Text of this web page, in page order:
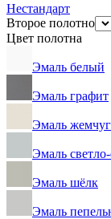
Нестандарт
Второе полотно
Цвет полотна
Эмаль белый
Эмаль графит
Эмаль жемчуг
Эмаль
Эмаль шёлк
Эмаль